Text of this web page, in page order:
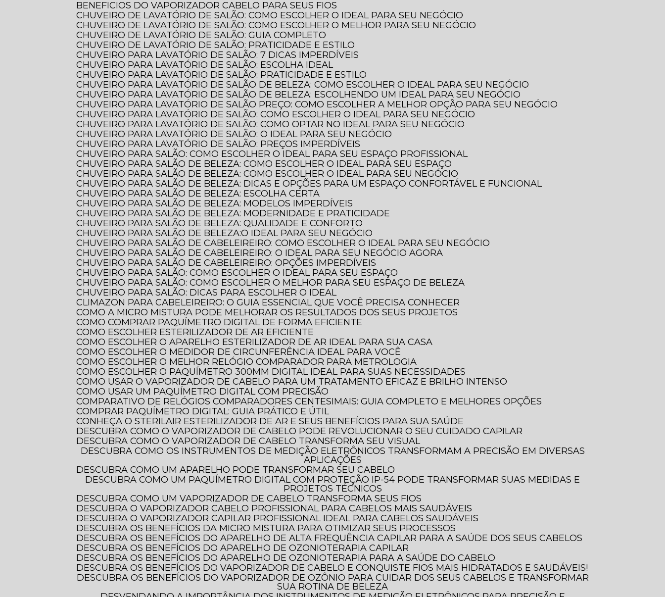
BENEFICIOS DO VAPORIZADOR CABELO PARA SEUS FIOS
CHUVEIRO DE LAVATÓRIO DE SALÃO: COMO ESCOLHER O IDEAL PARA SEU NEGÓCIO
CHUVEIRO DE LAVATÓRIO DE SALÃO: COMO ESCOLHER O MELHOR PARA SEU NEGÓCIO
CHUVEIRO DE LAVATÓRIO DE SALÃO: GUIA COMPLETO
CHUVEIRO DE LAVATÓRIO DE SALÃO: PRATICIDADE E ESTILO
CHUVEIRO PARA LAVATÓRIO DE SALÃO: 7 DICAS IMPERDÍVEIS
CHUVEIRO PARA LAVATÓRIO DE SALÃO: ESCOLHA IDEAL
CHUVEIRO PARA LAVATÓRIO DE SALÃO: PRATICIDADE E ESTILO
CHUVEIRO PARA LAVATÓRIO DE SALÃO DE BELEZA: COMO ESCOLHER O IDEAL PARA SEU NEGÓCIO
CHUVEIRO PARA LAVATÓRIO DE SALÃO DE BELEZA: ESCOLHENDO UM IDEAL PARA SEU NEGÓCIO
CHUVEIRO PARA LAVATÓRIO DE SALÃO PREÇO: COMO ESCOLHER A MELHOR OPÇÃO PARA SEU NEGÓCIO
CHUVEIRO PARA LAVATÓRIO DE SALÃO: COMO ESCOLHER O IDEAL PARA SEU NEGÓCIO
CHUVEIRO PARA LAVATÓRIO DE SALÃO: COMO OPTAR NO IDEAL PARA SEU NEGÓCIO
CHUVEIRO PARA LAVATÓRIO DE SALÃO: O IDEAL PARA SEU NEGÓCIO
CHUVEIRO PARA LAVATÓRIO DE SALÃO: PREÇOS IMPERDÍVEIS
CHUVEIRO PARA SALÃO: COMO ESCOLHER O IDEAL PARA SEU ESPAÇO PROFISSIONAL
CHUVEIRO PARA SALÃO DE BELEZA: COMO ESCOLHER O IDEAL PARA SEU ESPAÇO
CHUVEIRO PARA SALÃO DE BELEZA: COMO ESCOLHER O IDEAL PARA SEU NEGÓCIO
CHUVEIRO PARA SALÃO DE BELEZA: DICAS E OPÇÕES PARA UM ESPAÇO CONFORTÁVEL E FUNCIONAL
CHUVEIRO PARA SALÃO DE BELEZA: ESCOLHA CERTA
CHUVEIRO PARA SALÃO DE BELEZA: MODELOS IMPERDÍVEIS
CHUVEIRO PARA SALÃO DE BELEZA: MODERNIDADE E PRATICIDADE
CHUVEIRO PARA SALÃO DE BELEZA: QUALIDADE E CONFORTO
CHUVEIRO PARA SALÃO DE BELEZA:O IDEAL PARA SEU NEGÓCIO
CHUVEIRO PARA SALÃO DE CABELEIREIRO: COMO ESCOLHER O IDEAL PARA SEU NEGÓCIO
CHUVEIRO PARA SALÃO DE CABELEIREIRO: O IDEAL PARA SEU NEGÓCIO AGORA
CHUVEIRO PARA SALÃO DE CABELEIREIRO: OPÇÕES IMPERDÍVEIS
CHUVEIRO PARA SALÃO: COMO ESCOLHER O IDEAL PARA SEU ESPAÇO
CHUVEIRO PARA SALÃO: COMO ESCOLHER O MELHOR PARA SEU ESPAÇO DE BELEZA
CHUVEIRO PARA SALÃO: DICAS PARA ESCOLHER O IDEAL
CLIMAZON PARA CABELEIREIRO: O GUIA ESSENCIAL QUE VOCÊ PRECISA CONHECER
COMO A MICRO MISTURA PODE MELHORAR OS RESULTADOS DOS SEUS PROJETOS
COMO COMPRAR PAQUÍMETRO DIGITAL DE FORMA EFICIENTE
COMO ESCOLHER ESTERILIZADOR DE AR EFICIENTE
COMO ESCOLHER O APARELHO ESTERILIZADOR DE AR IDEAL PARA SUA CASA
COMO ESCOLHER O MEDIDOR DE CIRCUNFERÊNCIA IDEAL PARA VOCÊ
COMO ESCOLHER O MELHOR RELÓGIO COMPARADOR PARA METROLOGIA
COMO ESCOLHER O PAQUÍMETRO 300MM DIGITAL IDEAL PARA SUAS NECESSIDADES
COMO USAR O VAPORIZADOR DE CABELO PARA UM TRATAMENTO EFICAZ E BRILHO INTENSO
COMO USAR UM PAQUÍMETRO DIGITAL COM PRECISÃO
COMPARATIVO DE RELÓGIOS COMPARADORES CENTESIMAIS: GUIA COMPLETO E MELHORES OPÇÕES
COMPRAR PAQUÍMETRO DIGITAL: GUIA PRÁTICO E ÚTIL
CONHEÇA O STERILAIR ESTERILIZADOR DE AR E SEUS BENEFÍCIOS PARA SUA SAÚDE
DESCUBRA COMO O VAPORIZADOR DE CABELO PODE REVOLUCIONAR O SEU CUIDADO CAPILAR
DESCUBRA COMO O VAPORIZADOR DE CABELO TRANSFORMA SEU VISUAL
DESCUBRA COMO OS INSTRUMENTOS DE MEDIÇÃO ELETRÔNICOS TRANSFORMAM A PRECISÃO EM DIVERSAS
APLICAÇÕES
DESCUBRA COMO UM APARELHO PODE TRANSFORMAR SEU CABELO
DESCUBRA COMO UM PAQUÍMETRO DIGITAL COM PROTEÇÃO IP-54 PODE TRANSFORMAR SUAS MEDIDAS E
PROJETOS TÉCNICOS
DESCUBRA COMO UM VAPORIZADOR DE CABELO TRANSFORMA SEUS FIOS
DESCUBRA O VAPORIZADOR CABELO PROFISSIONAL PARA CABELOS MAIS SAUDÁVEIS
DESCUBRA O VAPORIZADOR CAPILAR PROFISSIONAL IDEAL PARA CABELOS SAUDÁVEIS
DESCUBRA OS BENEFÍCIOS DA MICRO MISTURA PARA OTIMIZAR SEUS PROCESSOS
DESCUBRA OS BENEFÍCIOS DO APARELHO DE ALTA FREQUÊNCIA CAPILAR PARA A SAÚDE DOS SEUS CABELOS
DESCUBRA OS BENEFÍCIOS DO APARELHO DE OZONIOTERAPIA CAPILAR
DESCUBRA OS BENEFÍCIOS DO APARELHO DE OZONIOTERAPIA PARA A SAÚDE DO CABELO
DESCUBRA OS BENEFÍCIOS DO VAPORIZADOR DE CABELO E CONQUISTE FIOS MAIS HIDRATADOS E SAUDÁVEIS!
DESCUBRA OS BENEFÍCIOS DO VAPORIZADOR DE OZÔNIO PARA CUIDAR DOS SEUS CABELOS E TRANSFORMAR
SUA ROTINA DE BELEZA